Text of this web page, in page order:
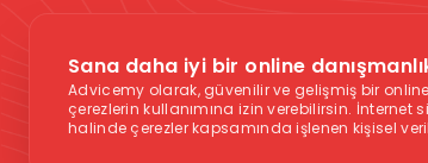
Sana daha iyi bir online
Advicemy olarak, güvenilir ve gelişmiş bir
çerezlerin kullanımına izin verebilirsin. İnternet
halinde çerezler kapsamında işlenen kişisel
Acil